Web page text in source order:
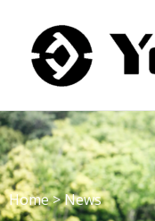
content
Home>News